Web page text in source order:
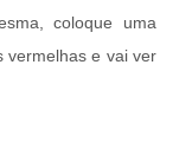
coloque uma
vermelhas e vai ver